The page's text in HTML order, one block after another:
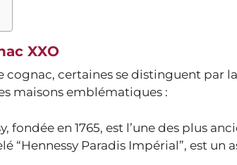
XXO
cognac, certaines se distinguent par
maisons emblématiques :
fondée en 1765, est l’une des plus
“Hennessy Paradis Impérial”, est